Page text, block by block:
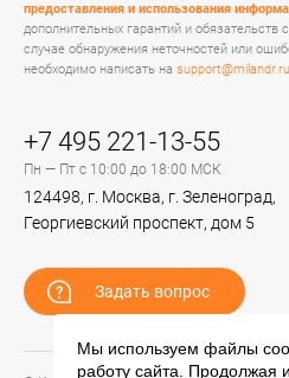
предоставления и использования
дополнительных гарантий и
случае обнаружения неточностей или
необходимо написать на support@milandr.ru
+7 495 221-13-55
Пн — Пт с 10:00 до 18:00 МСК
124498, г. Москва, г. Зеленоград,
Георгиевский проспект, дом 5
Задать вопрос
Мы используем файлы
работу сайта. Продолжая